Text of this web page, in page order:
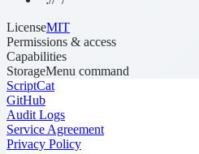
LicenseMIT
Permissions & access
Capabilities
StorageMenu command
ScriptCat
GitHub
Audit Logs
Service Agreement
Privacy Policy